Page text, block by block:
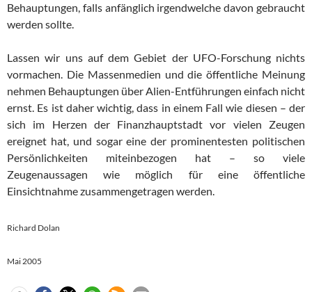
Behauptungen, falls anfänglich irgendwelche davon gebraucht
werden sollte.
Lassen wir uns auf dem Gebiet der UFO-Forschung nichts
vormachen. Die Massenmedien und die öffentliche Meinung
nehmen Behauptungen über Alien-Entführungen einfach nicht
ernst. Es ist daher wichtig, dass in einem Fall wie diesen – der
sich im Herzen der Finanzhauptstadt vor vielen Zeugen
ereignet hat, und sogar eine der prominentesten politischen
Persönlichkeiten miteinbezogen hat – so viele
Zeugenaussagen wie möglich für eine öffentliche
Einsichtnahme zusammengetragen werden.
Richard Dolan
Mai 2005